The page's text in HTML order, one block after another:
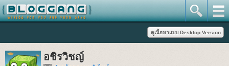
อชิรวิชญ์